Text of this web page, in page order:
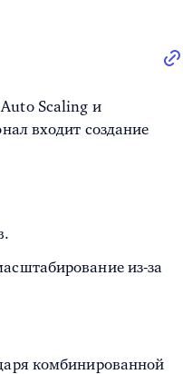
Scaling и
входит создание
из-за
комбинированной